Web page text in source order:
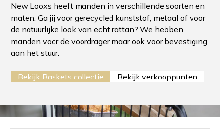
New Looxs heeft manden in verschillende soorten en
maten. Ga jij voor gerecycled kunststof, metaal of voor
de natuurlijke look van echt rattan? We hebben
manden voor de voordrager maar ook voor bevestiging
aan het stuur.
Bekijk Baskets collectie Bekijk verkooppunten